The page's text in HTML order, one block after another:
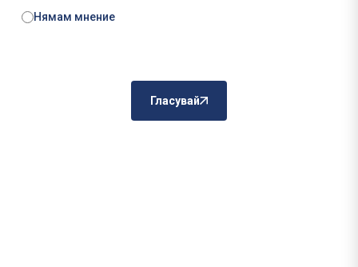
Нямам мнение
Гласувай